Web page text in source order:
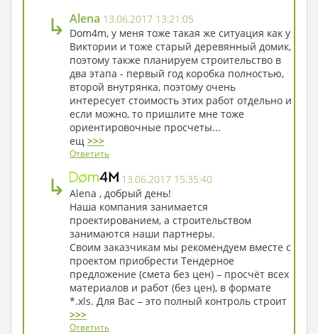
↳ Alena 13.06.2017 13:21:05
Dom4m, у меня тоже такая же ситуация как у
Виктории и тоже старый деревянный домик,
поэтому также планируем строительство в
два этапа - первый год коробка полностью,
второй внутрянка, поэтому очень
интересует стоимость этих работ отдельно и
если можно, то пришлите мне тоже
ориентировочные просчеты...
ещ >>>
Ответить
↳
13.06.2017 15:35:40
Alena , добрый день!
Наша компания занимается
проектированием, а строительством
занимаются наши партнеры.
Своим заказчикам мы рекомендуем вместе с
проектом приобрести Тендерное
предложение (смета без цен) – просчёт всех
материалов и работ (без цен), в формате
*.xls. Для Вас – это полный контроль строит
>>>
Ответить